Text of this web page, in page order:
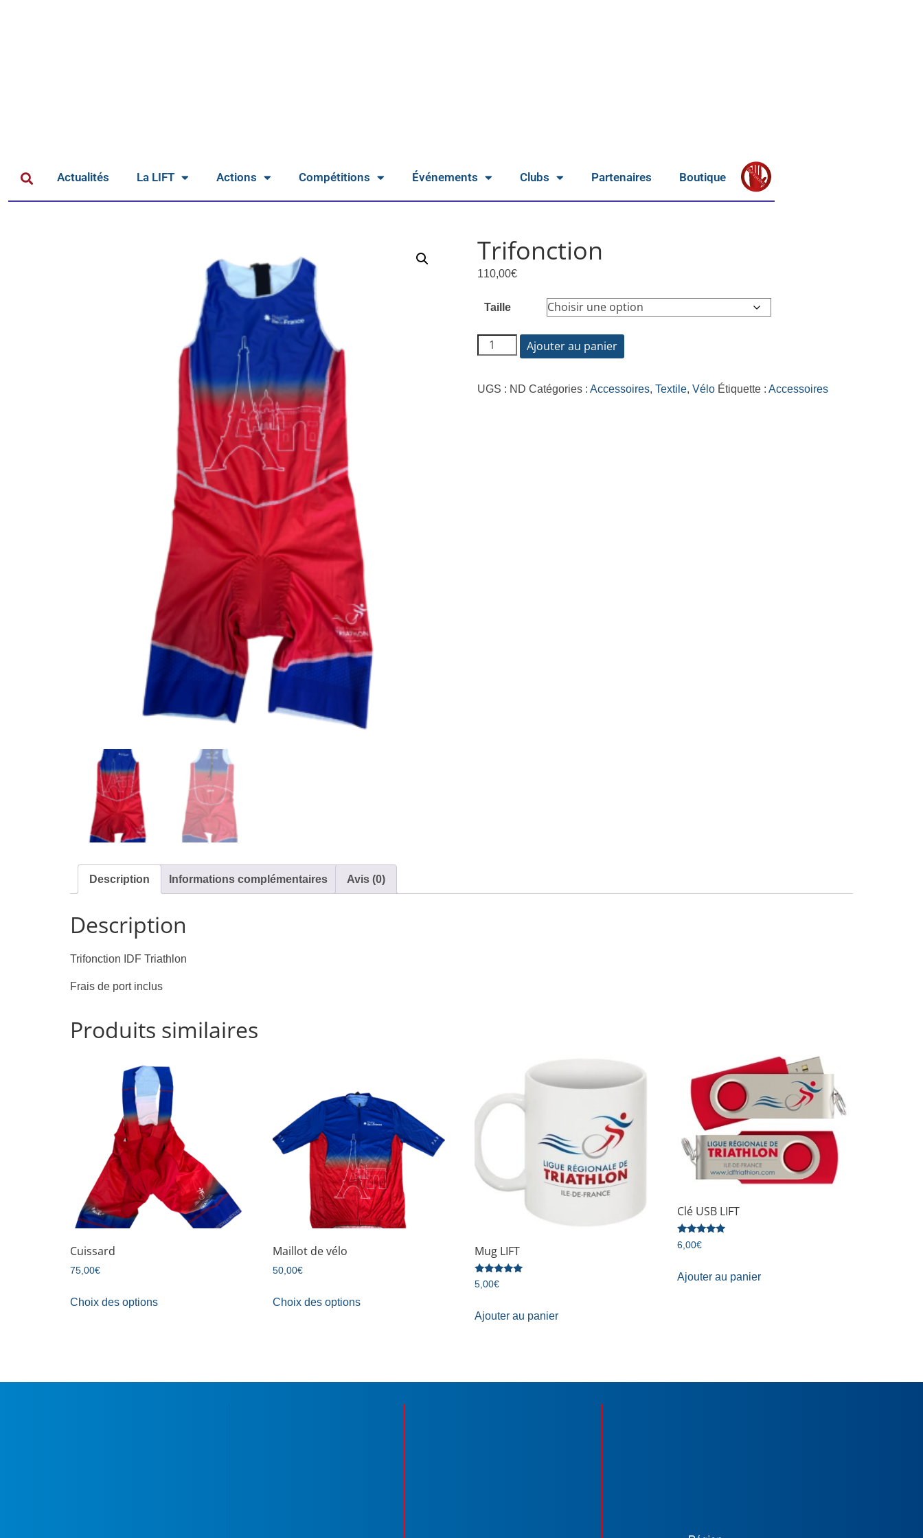
Actualités La LIFT Actions Compétitions Événements Clubs Partenaires Boutique
STOPVIOLENCE
Trifonction
110,00€
Taille
Ajouter au panier
UGS : ND Catégories : Accessoires, Textile, Vélo Étiquette : Accessoires
Description Informations complémentaires Avis (0)
Description
Trifonction IDF Triathlon
Frais de port inclus
Produits similaires
Cuissard
75,00€
Choix des options
Maillot de vélo
50,00€
Choix des options
Mug LIFT
Note
5.00
5,00€
Ajouter au panier
Clé USB LIFT
Note
5.00
6,00€
Ajouter au panier